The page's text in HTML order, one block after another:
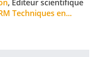
, Editeur scientifique
Techniques en...